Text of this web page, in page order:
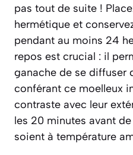
pas tout de suite !
hermétique et
pendant au moins 24
repos est crucial : il
ganache de se diffuser
conférant ce moelleux
contraste avec leur
les 20 minutes avant
soient à température